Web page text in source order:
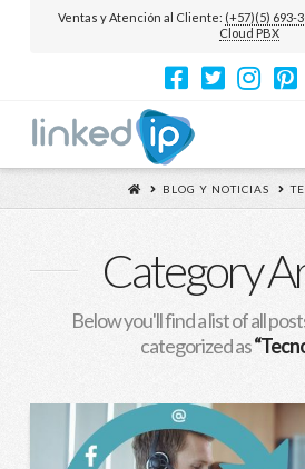
Ventas y Atención al Cliente: (+57)(5) 693-
Cloud PBX
BLOG Y NOTICIAS
Category
Below you'll find a list of all
categorized as